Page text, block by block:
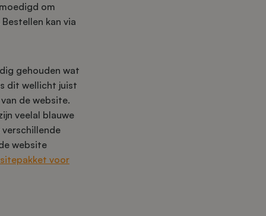
om
kan via
gehouden wat
dit wellicht juist
de website.
veelal blauwe
website
voor